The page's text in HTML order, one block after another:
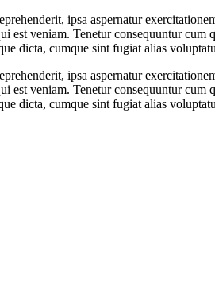
ipsa aspernatur
est veniam. Tenetur consequuntur
dicta, cumque sint fugiat alias
ipsa aspernatur
est veniam. Tenetur consequuntur
dicta, cumque sint fugiat alias